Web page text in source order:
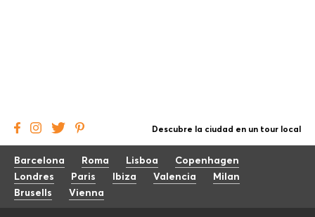
Descubre la ciudad en un tour local
Barcelona Roma Lisboa
Copenhagen
Londres
Paris Ibiza Valencia
Milan
Brusells
Vienna